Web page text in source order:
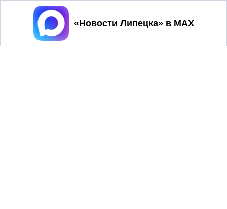
Принять